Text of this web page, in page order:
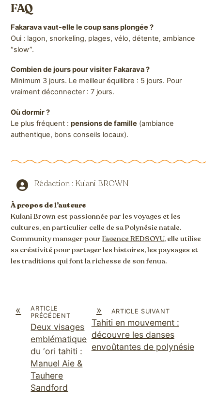
FAQ
Fakarava vaut-elle le coup sans plongée ?
Oui : lagon, snorkeling, plages, vélo, détente, ambiance
“slow”.
Combien de jours pour visiter Fakarava ?
Minimum 3 jours. Le meilleur équilibre : 5 jours. Pour
vraiment déconnecter : 7 jours.
Où dormir ?
Le plus fréquent :pensions de famille (ambiance
authentique, bons conseils locaux).
Rédaction : Kulani BROWN
À propos de l’auteure
Kulani Brown est passionnée par les voyages et les
cultures, en particulier celle de sa Polynésie natale.
Community manager pourl’agence REDSOYU, elle utilise
sa créativité pour partager les histoires, les paysages et
les traditions qui font la richesse de son fenua.
«
ARTICLE
PRÉCÉDENT
Deux visages
emblématique
du ‘ori tahiti :
Manuel Aie &
Tauhere
Sandford
» ARTICLE SUIVANT
Tahiti en mouvement :
découvre les danses
envoûtantes de polynésie